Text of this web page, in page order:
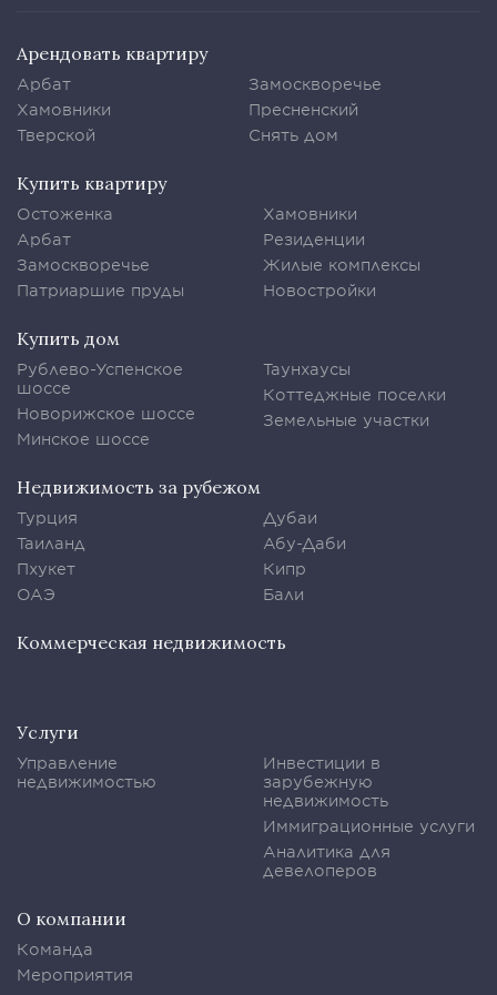
Арендовать квартиру
Арбат
Хамовники
Тверской
Замоскворечье
Пресненский
Снять дом
Купить квартиру
Остоженка
Арбат
Замоскворечье
Патриаршие пруды
Хамовники
Резиденции
Жилые комплексы
Новостройки
Купить дом
Рублево-Успенское
шоссе
Новорижское шоссе
Минское шоссе
Таунхаусы
Коттеджные поселки
Земельные участки
Недвижимость за рубежом
Турция
Таиланд
Пхукет
ОАЭ
Дубаи
Абу-Даби
Кипр
Бали
Коммерческая недвижимость
Услуги
Управление
недвижимостью
Инвестиции в
зарубежную
недвижимость
Иммиграционные услуги
Аналитика для
девелоперов
О компании
Команда
Мероприятия